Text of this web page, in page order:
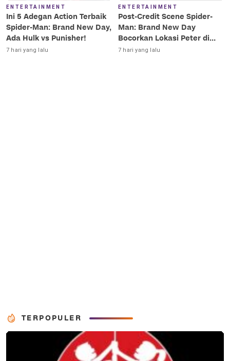
ENTERTAINMENT
Ini 5 Adegan Action Terbaik
Spider-Man: Brand New Day,
Ada Hulk vs Punisher!
7 hari yang lalu
ENTERTAINMENT
Post-Credit Scene Spider-
Man: Brand New Day
Bocorkan Lokasi Peter di
Luar Angkasa!
7 hari yang lalu
TERPOPULER